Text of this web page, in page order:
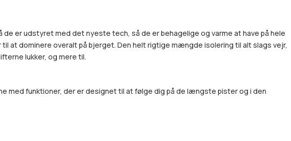
er udstyret med det nyeste tech, så de er behagelige og varme at have på hele
at dominere overalt på bjerget. Den helt rigtige mængde isolering til alt slags vejr,
lukker, og mere til.
med funktioner, der er designet til at følge dig på de længste pister og i den